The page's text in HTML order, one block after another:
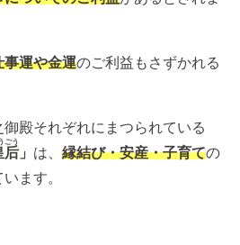
事運や金運のご利益もさずかれる
殿それぞれにまつられている
后
ごう
」 は、 縁結び・安産・子育ての
ます。